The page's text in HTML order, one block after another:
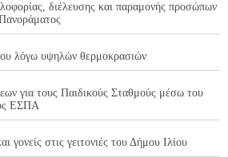
διέλευσης και παραμονής προσώπων
λόγω υψηλών θερμοκρασιών
για τους Παιδικούς Σταθμούς μέσω του
ΕΣΠΑ
γονείς στις γειτονιές του Δήμου Ιλίου